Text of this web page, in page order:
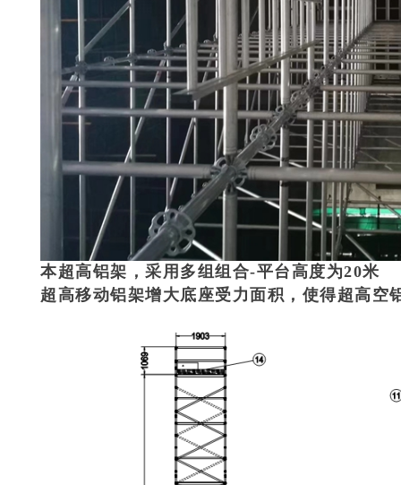
本超高铝架，采用多组组合-平台高度为20米
超高移动铝架增大底座受力面积，使得超高空